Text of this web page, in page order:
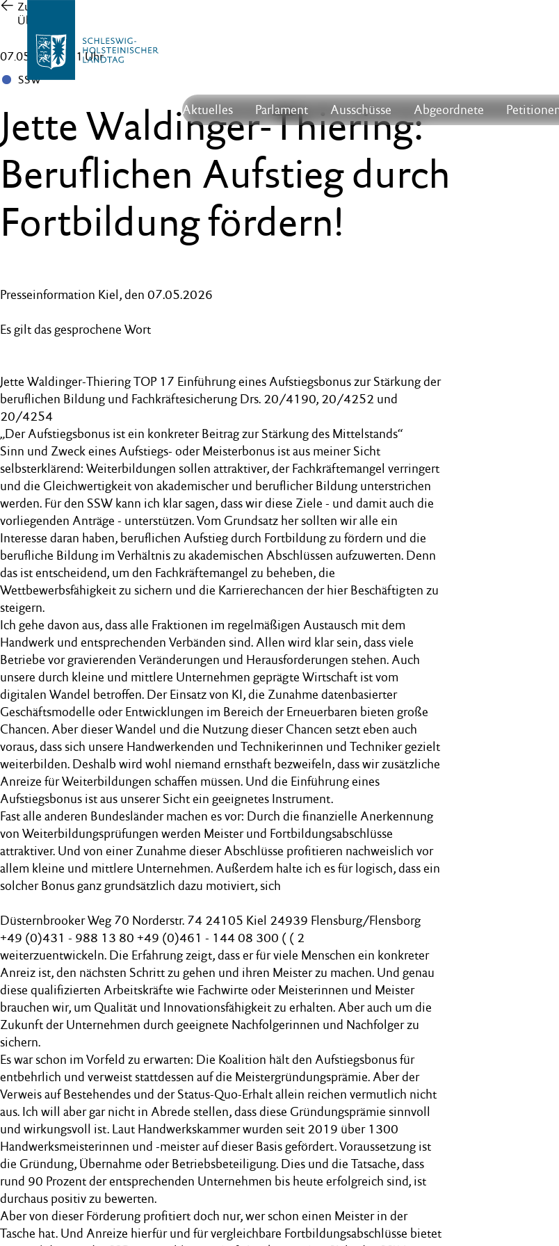
Aktuelles Parlament Ausschüsse Abgeordnete
Zur
Übersicht
07.05.26 , 16:51 Uhr
SSW
Jette Waldinger-Thiering:
Beruflichen Aufstieg durch
Fortbildung fördern!
Presseinformation Kiel, den 07.05.2026
Es gilt das gesprochene Wort
Jette Waldinger-Thiering TOP 17 Einführung eines Aufstiegsbonus zur Stärkung der
beruflichen Bildung und Fachkräftesicherung Drs. 20/4190, 20/4252 und
20/4254
„Der Aufstiegsbonus ist ein konkreter Beitrag zur Stärkung des Mittelstands“
Sinn und Zweck eines Aufstiegs- oder Meisterbonus ist aus meiner Sicht
selbsterklärend: Weiterbildungen sollen attraktiver, der Fachkräftemangel verringert
und die Gleichwertigkeit von akademischer und beruflicher Bildung unterstrichen
werden. Für den SSW kann ich klar sagen, dass wir diese Ziele - und damit auch die
vorliegenden Anträge - unterstützen. Vom Grundsatz her sollten wir alle ein
Interesse daran haben, beruflichen Aufstieg durch Fortbildung zu fördern und die
berufliche Bildung im Verhältnis zu akademischen Abschlüssen aufzuwerten. Denn
das ist entscheidend, um den Fachkräftemangel zu beheben, die
Wettbewerbsfähigkeit zu sichern und die Karrierechancen der hier Beschäftigten zu
steigern.
Ich gehe davon aus, dass alle Fraktionen im regelmäßigen Austausch mit dem
Handwerk und entsprechenden Verbänden sind. Allen wird klar sein, dass viele
Betriebe vor gravierenden Veränderungen und Herausforderungen stehen. Auch
unsere durch kleine und mittlere Unternehmen geprägte Wirtschaft ist vom
digitalen Wandel betroffen. Der Einsatz von KI, die Zunahme datenbasierter
Geschäftsmodelle oder Entwicklungen im Bereich der Erneuerbaren bieten große
Chancen. Aber dieser Wandel und die Nutzung dieser Chancen setzt eben auch
voraus, dass sich unsere Handwerkenden und Technikerinnen und Techniker gezielt
weiterbilden. Deshalb wird wohl niemand ernsthaft bezweifeln, dass wir zusätzliche
Anreize für Weiterbildungen schaffen müssen. Und die Einführung eines
Aufstiegsbonus ist aus unserer Sicht ein geeignetes Instrument.
Fast alle anderen Bundesländer machen es vor: Durch die finanzielle Anerkennung
von Weiterbildungsprüfungen werden Meister und Fortbildungsabschlüsse
attraktiver. Und von einer Zunahme dieser Abschlüsse profitieren nachweislich vor
allem kleine und mittlere Unternehmen. Außerdem halte ich es für logisch, dass ein
solcher Bonus ganz grundsätzlich dazu motiviert, sich
Düsternbrooker Weg 70 Norderstr. 74 24105 Kiel 24939 Flensburg/Flensborg
+49 (0)431 - 988 13 80 +49 (0)461 - 144 08 300 ( ( 2
weiterzuentwickeln. Die Erfahrung zeigt, dass er für viele Menschen ein konkreter
Anreiz ist, den nächsten Schritt zu gehen und ihren Meister zu machen. Und genau
diese qualifizierten Arbeitskräfte wie Fachwirte oder Meisterinnen und Meister
brauchen wir, um Qualität und Innovationsfähigkeit zu erhalten. Aber auch um die
Zukunft der Unternehmen durch geeignete Nachfolgerinnen und Nachfolger zu
sichern.
Es war schon im Vorfeld zu erwarten: Die Koalition hält den Aufstiegsbonus für
entbehrlich und verweist stattdessen auf die Meistergründungsprämie. Aber der
Verweis auf Bestehendes und der Status-Quo-Erhalt allein reichen vermutlich nicht
aus. Ich will aber gar nicht in Abrede stellen, dass diese Gründungsprämie sinnvoll
und wirkungsvoll ist. Laut Handwerkskammer wurden seit 2019 über 1300
Handwerksmeisterinnen und -meister auf dieser Basis gefördert. Voraussetzung ist
die Gründung, Übernahme oder Betriebsbeteiligung. Dies und die Tatsache, dass
rund 90 Prozent der entsprechenden Unternehmen bis heute erfolgreich sind, ist
durchaus positiv zu bewerten.
Aber von dieser Förderung profitiert doch nur, wer schon einen Meister in der
Tasche hat. Und Anreize hierfür und für vergleichbare Fortbildungsabschlüsse bietet